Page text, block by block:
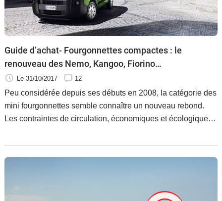
Flottes
Auto
Services
Forum
Moto
Marques
Guide d’achat- Fourgonnettes compactes : le
renouveau des Nemo, Kangoo, Fiorino…
Le 31/10/2017 12
Peu considérée depuis ses débuts en 2008, la catégorie des
mini fourgonnettes semble connaître un nouveau rebond.
Les contraintes de circulation, économiques et écologiques
Résultat, les propositions se développent au sein des
gammes des constructeurs.